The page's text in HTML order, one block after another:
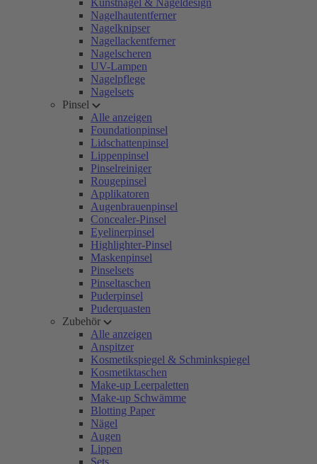
Kunstnägel & Nageldesign
Nagelhautentferner
Nagelknipser
Nagellackentferner
Nagelscheren
UV-Lampen
Nagelpflege
Nagelsets
Pinsel
Alle anzeigen
Foundationpinsel
Lidschattenpinsel
Lippenpinsel
Pinselreiniger
Rougepinsel
Applikatoren
Augenbrauenpinsel
Concealer-Pinsel
Eyelinerpinsel
Highlighter-Pinsel
Maskenpinsel
Pinselsets
Pinseltaschen
Puderpinsel
Puderquasten
Zubehör
Alle anzeigen
Anspitzer
Kosmetikspiegel & Schminkspiegel
Kosmetiktaschen
Make-up Leerpaletten
Make-up Schwämme
Blotting Paper
Nägel
Augen
Lippen
Sets